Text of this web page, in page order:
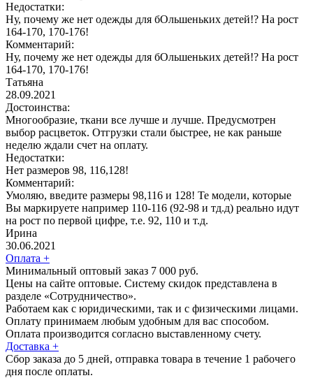
Недостатки:
Ну, почему же нет одежды для бОльшеньких детей!? На рост
164-170, 170-176!
Комментарий:
Ну, почему же нет одежды для бОльшеньких детей!? На рост
164-170, 170-176!
Татьяна
28.09.2021
Достоинства:
Многообразие, ткани все лучше и лучше. Предусмотрен
выбор расцветок. Отгрузки стали быстрее, не как раньше
неделю ждали счет на оплату.
Недостатки:
Нет размеров 98, 116,128!
Комментарий:
Умоляю, введите размеры 98,116 и 128! Те модели, которые
Вы маркируете например 110-116 (92-98 и тд.д) реально идут
на рост по первой цифре, т.е. 92, 110 и т.д.
Ирина
30.06.2021
Оплата +
Минимальный оптовый заказ 7 000 руб.
Цены на сайте оптовые. Систему скидок представлена в
разделе «Сотрудничество».
Работаем как с юридическими, так и с физическими лицами.
Оплату принимаем любым удобным для вас способом.
Оплата производится согласно выставленному счету.
Доставка +
Сбор заказа до 5 дней, отправка товара в течение 1 рабочего
дня после оплаты.